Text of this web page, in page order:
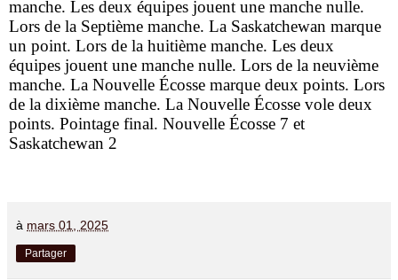
manche. Les deux équipes jouent une manche nulle.
Lors de la Septième manche. La Saskatchewan marque
un point. Lors de la huitième manche. Les deux
équipes jouent une manche nulle. Lors de la neuvième
manche. La Nouvelle Écosse marque deux points. Lors
de la dixième manche. La Nouvelle Écosse vole deux
points. Pointage final. Nouvelle Écosse 7 et
Saskatchewan 2
à mars 01, 2025
Partager